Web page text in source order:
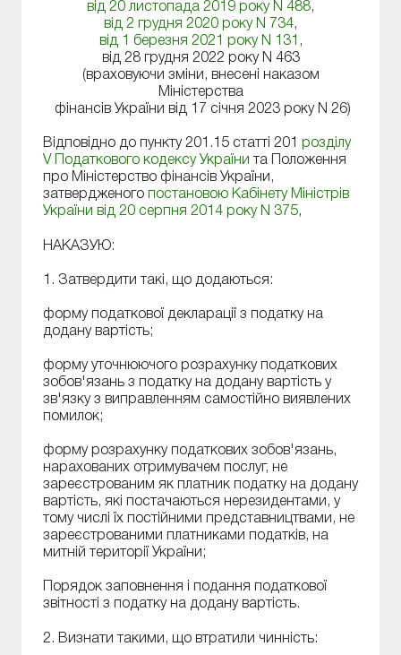
від 20 листопада 2019 року N 488,
від 2 грудня 2020 року N 734,
від 1 березня 2021 року N 131
,
від 28 грудня 2022 року N 463
(враховуючи зміни, внесені наказом
Міністерства
фінансів України від 17 січня 2023 року N 26)
Відповідно до пункту 201.15 статті 201
розділу
V Податкового кодексу України та Положення
про Міністерство фінансів України,
затвердженого постановою Кабінету Міністрів
України від 20 серпня 2014 року N 375,
НАКАЗУЮ:
1. Затвердити такі, що додаються:
форму податкової декларації з податку на
додану вартість;
форму уточнюючого розрахунку податкових
зобов'язань з податку на додану вартість у
зв'язку з виправленням самостійно виявлених
помилок;
форму розрахунку податкових зобов'язань,
нарахованих отримувачем послуг, не
зареєстрованим як платник податку на додану
вартість, які постачаються нерезидентами, у
тому числі їх постійними представництвами, не
зареєстрованими платниками податків, на
митній території України;
Порядок заповнення і подання податкової
звітності з податку на додану вартість.
2. Визнати такими, що втратили чинність: